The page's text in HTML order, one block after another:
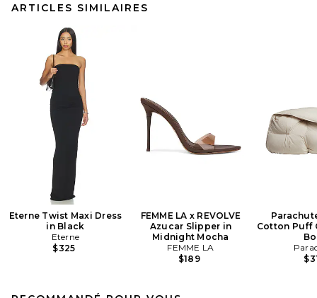
ARTICLES SIMILAIRES
Eterne Twist Maxi Dress
in Black
Eterne
$325
FEMME LA x REVOLVE
Azucar Slipper in
Midnight Mocha
FEMME LA
$189
Cotton Puff